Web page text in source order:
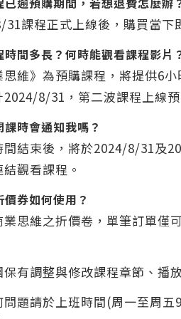
課程正式上線後，購買當下
時間多長？何時能觀看課程影片
思維》為預購課程，將提供6
2024/8/31，第二波課程上線
時會通知我嗎？
間結束後，將於2024/8/31及
觀看課程。
券如何使用？
思維之折價卷， 單筆訂單僅
保有調整與修改課程章節、播
問題請於上班時間(周一至周